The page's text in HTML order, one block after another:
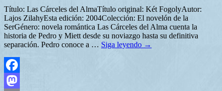
Título: Las Cárceles del AlmaTítulo original: Két FogolyAutor:
Lajos ZilahyEsta edición: 2004Colección: El novelón de la
SerGénero: novela romántica Las Cárceles del Alma cuenta la
historia de Pedro y Miett desde su noviazgo hasta su definitiva
separación. Pedro conoce a … Siga leyendo →
Facebook